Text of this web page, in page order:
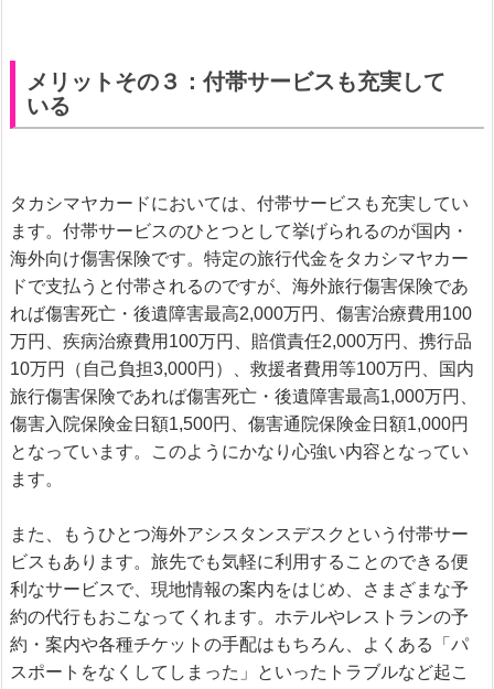
メリットその３：付帯サービスも充実して
いる
タカシマヤカードにおいては、付帯サービスも充実してい
ます。付帯サービスのひとつとして挙げられるのが国内・
海外向け傷害保険です。特定の旅行代金をタカシマヤカー
ドで支払うと付帯されるのですが、海外旅行傷害保険であ
れば傷害死亡・後遺障害最高2,000万円、傷害治療費用100
万円、疾病治療費用100万円、賠償責任2,000万円、携行品
10万円（自己負担3,000円）、救援者費用等100万円、国内
旅行傷害保険であれば傷害死亡・後遺障害最高1,000万円、
傷害入院保険金日額1,500円、傷害通院保険金日額1,000円
となっています。このようにかなり心強い内容となってい
ます。
また、もうひとつ海外アシスタンスデスクという付帯サー
ビスもあります。旅先でも気軽に利用することのできる便
利なサービスで、現地情報の案内をはじめ、さまざまな予
約の代行もおこなってくれます。ホテルやレストランの予
約・案内や各種チケットの手配はもちろん、よくある「パ
スポートをなくしてしまった」といったトラブルなど起こ